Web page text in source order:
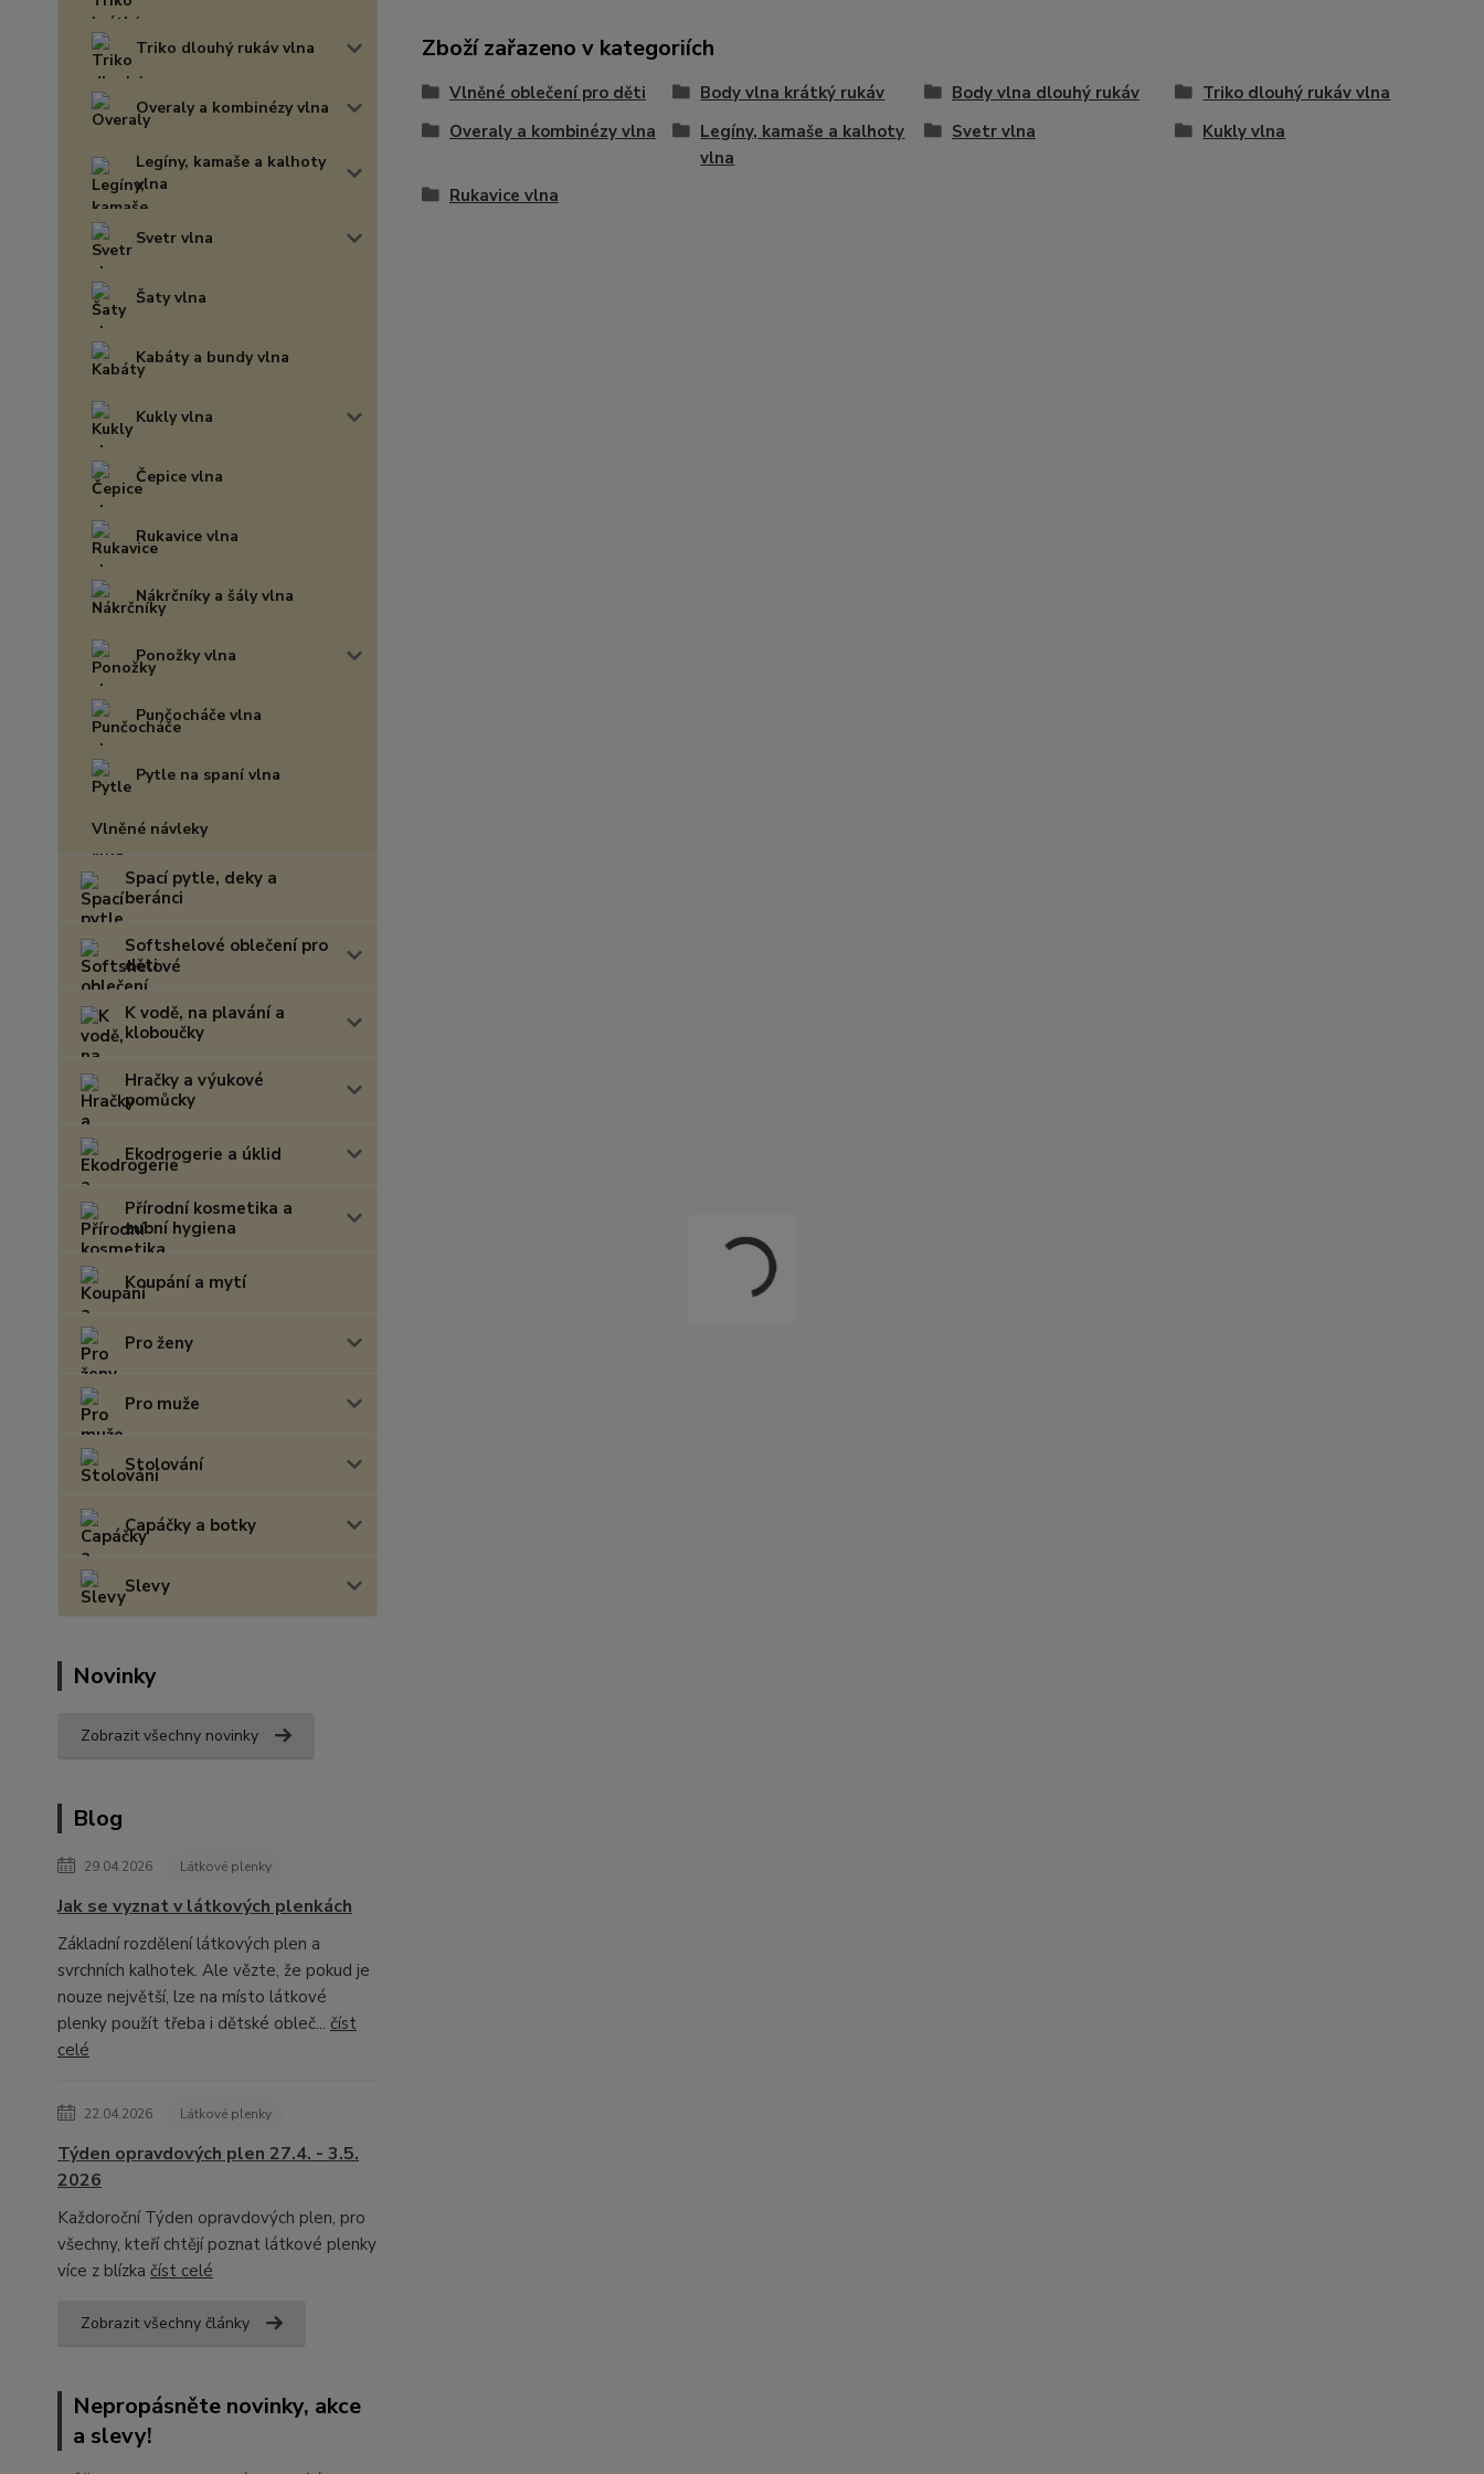
Triko dlouhý rukáv vlna
Overaly a kombinézy vlna
Legíny, kamaše a kalhoty
vlna
Svetr vlna
Šaty vlna
Kabáty a bundy vlna
Kukly vlna
Čepice vlna
Rukavice vlna
Nákrčníky a šály vlna
Ponožky vlna
Punčocháče vlna
Pytle na spaní vlna
Vlněné návleky
Spací pytle, deky a
beránci
Softshelové oblečení pro
děti
K vodě, na plavání a
kloboučky
Hračky a výukové
pomůcky
Ekodrogerie a úklid
Přírodní kosmetika a
zubní hygiena
Koupání a mytí
Pro ženy
Pro muže
Stolování
Capáčky a botky
Slevy
Novinky
Zobrazit všechny novinky
Blog
29.04.2026 Látkové plenky
Jak se vyznat v látkových plenkách
Základní rozdělení látkových plen a
svrchních kalhotek. Ale vězte, že pokud je
nouze největší, lze na místo látkové
plenky použít třeba i dětské obleč... číst
celé
22.04.2026 Látkové plenky
Týden opravdových plen 27.4. - 3.5.
2026
Každoroční Týden opravdových plen, pro
všechny, kteří chtějí poznat látkové plenky
více z blízka číst celé
Zobrazit všechny články
Nepropásněte novinky, akce
a slevy!
Zboží zařazeno v kategoriích
Vlněné oblečení pro děti Body vlna krátký rukáv Body vlna dlouhý rukáv
Triko dlouhý rukáv vlna
Overaly a kombinézy vlna
Legíny, kamaše a kalhoty
vlna
Svetr vlna Kukly vlna
Rukavice vlna